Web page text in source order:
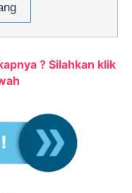
? Silahkan klik